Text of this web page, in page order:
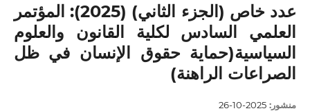
عدد خاص (الجزء الثاني) (2025): المؤتمر
العلمي السادس لكلية القانون والعلوم
السياسية(حماية حقوق الإنسان في ظل
الصراعات الراهنة)
منشور: 2025-10-26